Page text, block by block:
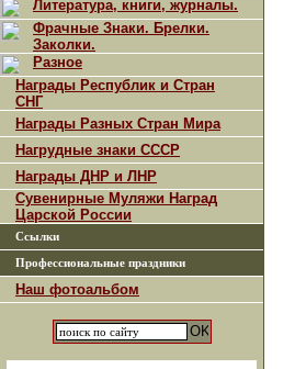
Литература, книги, журналы.
Фрачные Знаки. Брелки.
Заколки.
Разное
Награды Республик и Стран
СНГ
Награды Разных Стран Мира
Нагрудные знаки СССР
Награды ДНР и ЛНР
Сувенирные Муляжи Наград
Царской России
Ссылки
Профессиональные праздники
Наш фотоальбом